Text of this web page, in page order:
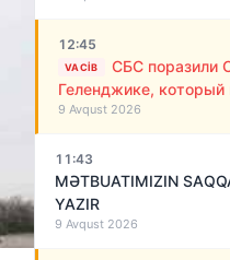
12:45
VACIB
СБС поразили
Геленджике, который
обстреливал Украину
9 Avqust 2026
11:43
MƏTBUATIMIZIN
YAZIR
9 Avqust 2026